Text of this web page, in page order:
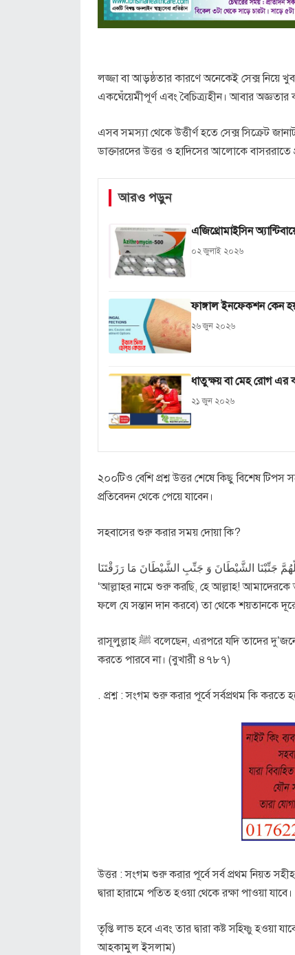
লজ্জা বা আড়ষ্ঠতার কারণে অনেকেই সেক্স নিয়ে
একঘেঁয়েমীপূর্ণ এবং বৈচিত্র্যহীন। আবার
এসব সমস্যা থেকে উত্তীর্ণ হতে সেক্স সিক্রেট
ডাক্তারদের উত্তর ও হাদিসের আলোকে বাসররাতে
আরও পড়ুন
এজিথ্রোমাইসিন
০২ জুলাই ২০২৬
ফাঙ্গাল ইনফেকশন কেন
২৬ জুন ২০২৬
ধাতুক্ষয় বা মেহ রোগ এর
২১ জুন ২০২৬
২০০টিও বেশি প্রশ্ন উত্তর শেষে কিছু বিশেষ
প্রতিবেদন থেকে পেয়ে যাবেন।
সহবাসের শুরু করার সময় দোয়া কি?
جَنِّبْنَا الشَّيْطَانَ وَ جَنِّبِ الشَّيْطَانَ مَا رَزَقْتَنَا
‘আল্লাহর নামে শুরু করছি, হে আল্লাহ!
ফলে যে সন্তান দান করবে) তা থেকে শয়তানকে
রাসূলুল্লাহ ﷺ বলেছেন, এরপরে যদি তাদের দু’জনের মাঝে কিছু ফল দেয়া হয় অথবা বাচ্চা পয়দা হয়, তাকে শয়তান কখনো ক্ষতি
করতে পারবে না। (বুখারী ৪৭৮৭)
. প্রশ্ন : সংগম শুরু করার পূর্বে সর্বপ্রথম কি করতে
উত্তর : সংগম শুরু করার পূর্বে সর্ব প্রথম নিয়ত
দ্বারা হারামে পতিত হওয়া থেকে রক্ষা পাওয়া যাবে।
তৃপ্তি লাভ হবে এবং তার দ্বারা কষ্ট সহিষ্ণু হওয়া
আহকামুল ইসলাম)